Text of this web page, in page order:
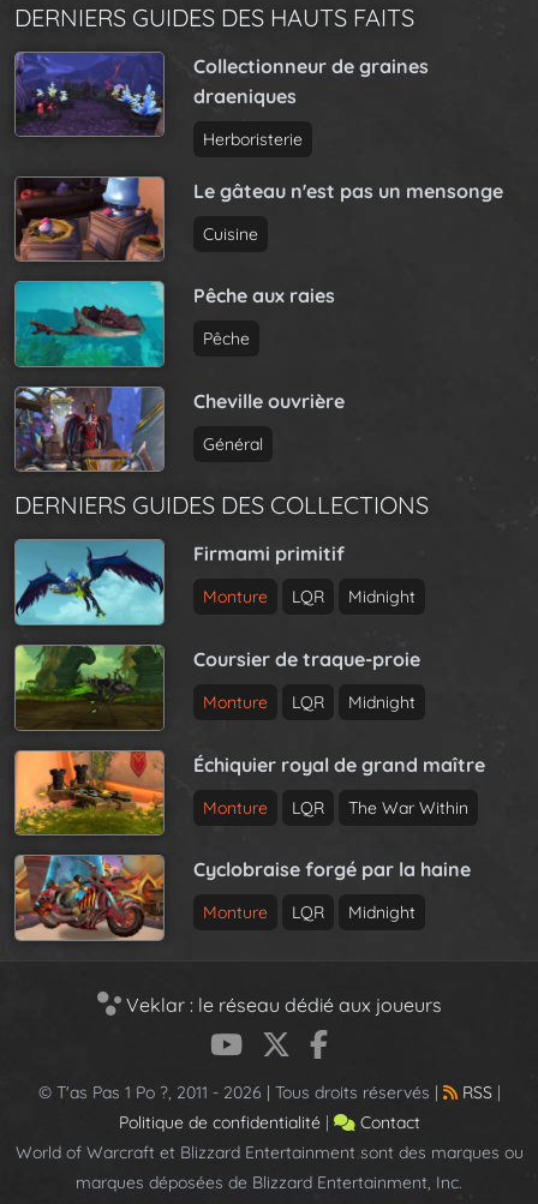
DERNIERS GUIDES DES HAUTS FAITS
Collectionneur de graines
draeniques
Herboristerie
Le gâteau n'est pas un mensonge
Cuisine
Pêche aux raies
Pêche
Cheville ouvrière
Général
DERNIERS GUIDES DES COLLECTIONS
Firmami primitif
Monture LQR Midnight
Coursier de traque-proie
Monture LQR Midnight
Échiquier royal de grand maître
Monture LQR The War Within
Cyclobraise forgé par la haine
Monture LQR Midnight
Veklar : le réseau dédié aux joueurs
© T'as Pas 1 Po ?, 2011 - 2026 | Tous droits réservés | RSS|
Politique de confidentialité|
Contact
World of Warcraft et Blizzard Entertainment sont des marques ou
marques déposées de Blizzard Entertainment, Inc.